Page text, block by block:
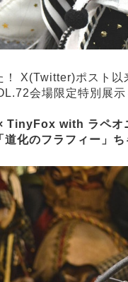
！ X(Twitter)ポスト以
会場限定特別展示
TinyFox with ラペオ
道化のフラフィー」ち